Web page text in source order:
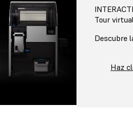
Tour
Descubre
Haz